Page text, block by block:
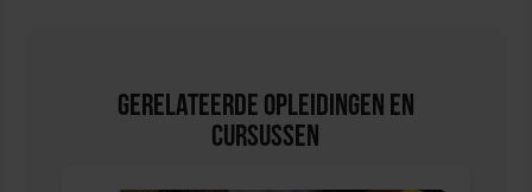
Gerelateerde Opleidingen en
Cursussen